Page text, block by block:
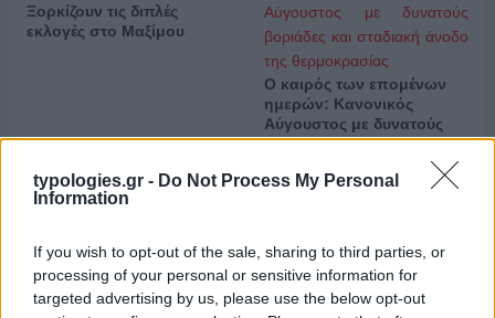
typologies.gr - Do Not Process My Personal
Information
If you wish to opt-out of the sale, sharing to third parties, or
processing of your personal or sensitive information for
targeted advertising by us, please use the below opt-out
Ξορκίζουν τις διπλές
εκλογές στο Μαξίμου
Ο καιρός των επομένων
ημερών: Κανονικός
Αύγουστος με δυνατούς
βοριάδες και σταδιακή
άνοδο της θερμοκρασίας